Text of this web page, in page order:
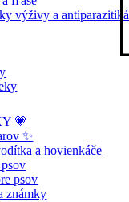
výživy a antiparazitiká
💗
✨
a hovienkáče
psov
známky